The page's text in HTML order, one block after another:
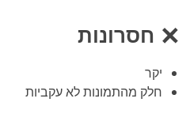
חסרונות
יקר
חלק מהתמונות לא עקביות